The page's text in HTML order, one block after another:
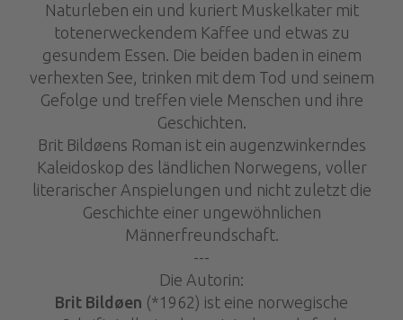
Naturleben ein und kuriert Muskelkater mit
totenerweckendem Kaffee und etwas zu
gesundem Essen. Die beiden baden in einem
verhexten See, trinken mit dem Tod und seinem
Gefolge und treffen viele Menschen und ihre
Geschichten.
Brit Bildøens Roman ist ein augenzwinkerndes
Kaleidoskop des ländlichen Norwegens, voller
literarischer Anspielungen und nicht zuletzt die
Geschichte einer ungewöhnlichen
Männerfreundschaft.
---
Die Autorin:
Brit Bildøen (*1962) ist eine norwegische